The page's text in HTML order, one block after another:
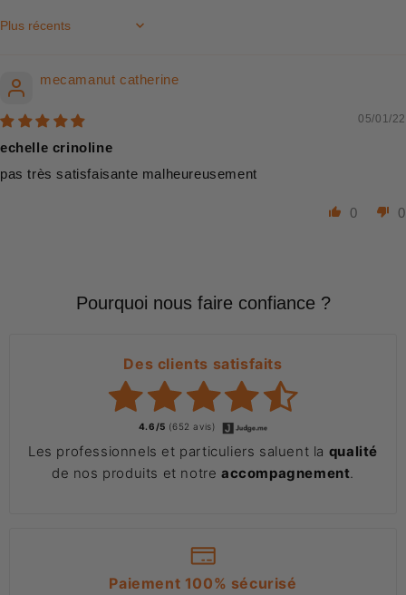
Sort by
mecamanut catherine
05/01/22
echelle crinoline
pas très satisfaisante malheureusement
0 0
Pourquoi nous faire confiance ?
Des clients satisfaits
4.6/5 (652 avis)
Les professionnels et particuliers saluent la qualité
de nos produits et notre accompagnement
Paiement 100% sécurisé